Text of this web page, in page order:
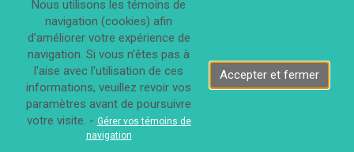
S'INSCRIRE
Tous droits réservés © Innovations DJD Inc. 2026
Nous utilisons les témoins de
navigation (cookies) afin
d'améliorer votre expérience de
navigation. Si vous n'êtes pas à
l'aise avec l'utilisation de ces
informations, veuillez revoir vos
paramètres avant de poursuivre
votre visite. - Gérer vos témoins de
navigation
Accepter et fermer